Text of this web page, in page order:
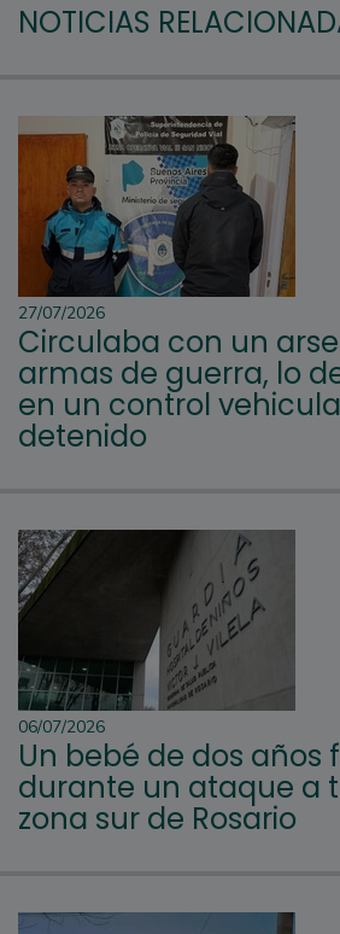
NOTICIAS
27/07/2026
Circulaba con un
armas de guerra, lo
en un control
detenido
06/07/2026
Un bebé de dos años
durante un ataque a
zona sur de Rosario